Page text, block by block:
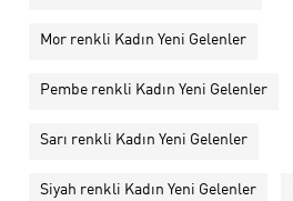
Mor renkli Kadın Yeni Gelenler
Pembe renkli Kadın Yeni Gelenler
Sarı renkli Kadın Yeni Gelenler
Siyah renkli Kadın Yeni Gelenler